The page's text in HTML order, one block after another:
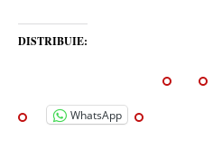
DISTRIBUIE:
WhatsApp